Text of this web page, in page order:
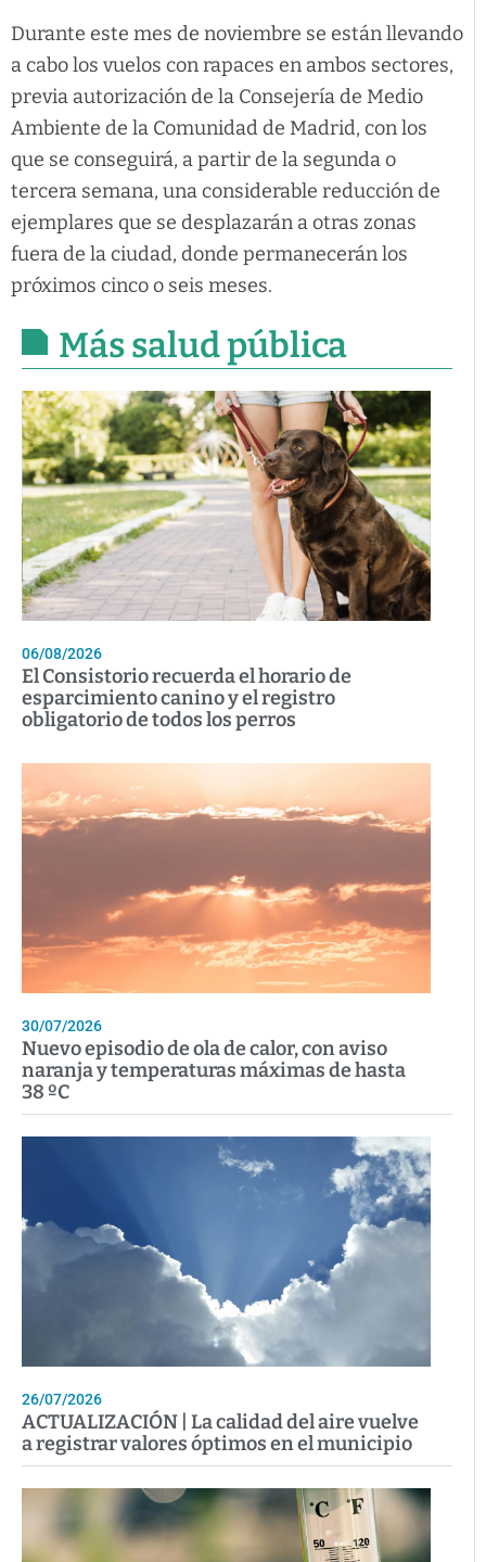
Durante este mes de noviembre se están llevando
a cabo los vuelos con rapaces en ambos sectores,
previa autorización de la Consejería de Medio
Ambiente de la Comunidad de Madrid, con los
que se conseguirá, a partir de la segunda o
tercera semana, una considerable reducción de
ejemplares que se desplazarán a otras zonas
fuera de la ciudad, donde permanecerán los
próximos cinco o seis meses.
Más salud pública
06/08/2026
El Consistorio recuerda el horario de
esparcimiento canino y el registro
obligatorio de todos los perros
30/07/2026
Nuevo episodio de ola de calor, con aviso
naranja y temperaturas máximas de hasta
38 ºC
26/07/2026
ACTUALIZACIÓN | La calidad del aire vuelve
a registrar valores óptimos en el municipio